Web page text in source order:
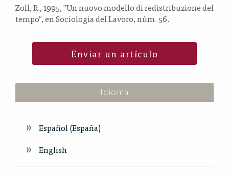
Zoll, R., 1995, "Un nuovo modello di redistribuzione del
tempo", en Sociologia del Lavoro, núm. 56.
Enviar un artículo
Idioma
Español (España)
English